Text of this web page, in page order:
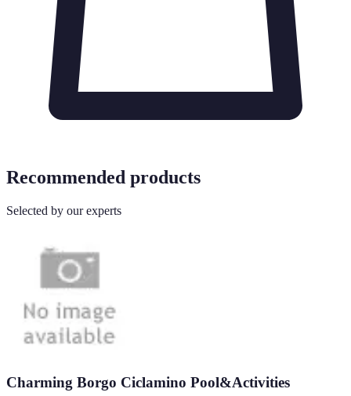
Recommended products
Selected by our experts
Charming Borgo Ciclamino Pool&Activities